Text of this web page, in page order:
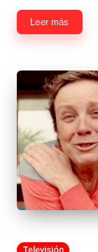
Leer más
Publicada
Televisión